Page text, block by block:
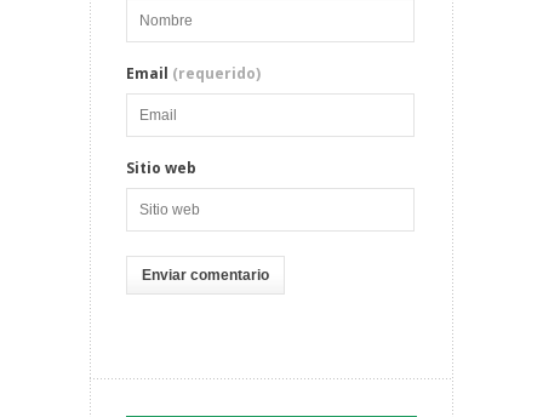
Email (requerido)
Sitio web